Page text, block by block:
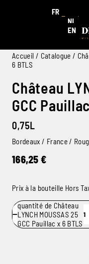
FR
NL
EN
Accueil / Catalogue /
6 BTLS
Château
GCC
0,75L
Bordeaux / France /
166,25 €
Prix à la bouteille Hors
−
quantité de Château
LYNCH MOUSSAS 25
GCC Pauillac x 6 BTLS